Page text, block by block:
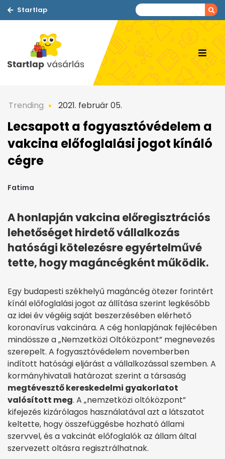
Startlap
Trending 2021. február 05.
Lecsapott a fogyasztóvédelem a
vakcina előfoglalási jogot kínáló
cégre
Fatima
A honlapján vakcina előregisztrációs
lehetőséget hirdető vállalkozás
hatósági kötelezésre egyértelművé
tette, hogy magáncégként működik.
Egy budapesti székhelyű magáncég ötezer forintért
kínál előfoglalási jogot az állítása szerint legkésőbb
az idei év végéig saját beszerzésében elérhető
koronavírus vakcinára. A cég honlapjának fejlécében
mindössze a „Nemzetközi Oltóközpont” megnevezés
szerepelt. A fogyasztóvédelem novemberben
indított hatósági eljárást a vállalkozással szemben. A
kormányhivatali határozat szerint a társaság
megtévesztő kereskedelmi gyakorlatot
valósított meg. A „nemzetközi oltóközpont”
kifejezés kizárólagos használatával azt a látszatot
keltette, hogy összefüggésbe hozható állami
szervvel, és a vakcinát előfoglalók az állam által
szervezett oltásra regisztrálhatnak.